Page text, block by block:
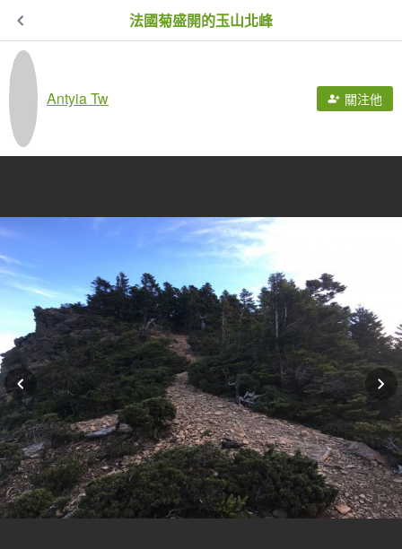
法國菊盛開的玉山北峰
Antyia Tw 關注他